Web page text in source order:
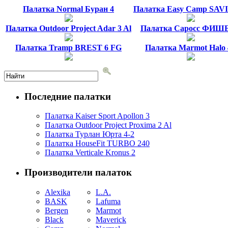
Палатка Normal Буран 4 Палатка Easy Camp
Палатка Outdoor Project Adar 3 Al Палатка Саросс
Палатка Tramp BREST 6 FG Палатка Marmot Halo
Последние палатки
Палатка Kaiser Sport Apollon 3
Палатка Outdoor Project Proxima 2 Al
Палатка Турлан Юрта 4-2
Палатка HouseFit TURBO 240
Палатка Verticale Kronus 2
Производители палаток
Alexika
BASK
Bergen
Black
L.A.
Lafuma
Marmot
Maverick